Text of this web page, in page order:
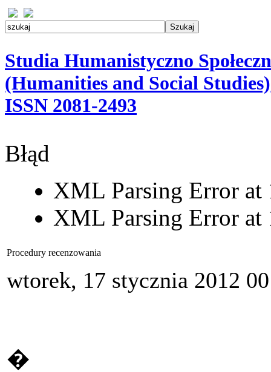
Studia Humanistyczno
(Humanities and Social Studies)
ISSN 2081-2493
Błąd
XML Parsing Error at
XML Parsing Error at
Procedury recenzowania
wtorek, 17 stycznia 2012
�